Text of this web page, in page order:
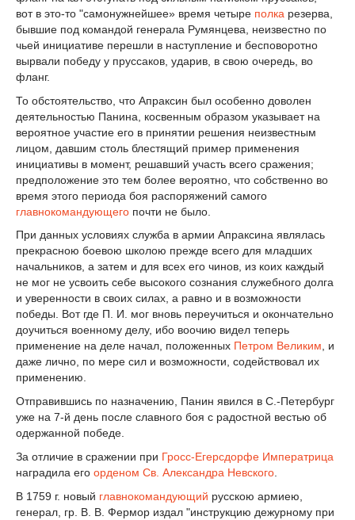
вот в это-то "самонужнейшее» время четыре полка резерва,
бывшие под командой генерала Румянцева, неизвестно по
чьей инициативе перешли в наступление и бесповоротно
вырвали победу у пруссаков, ударив, в свою очередь, во
фланг.
То обстоятельство, что Апраксин был особенно доволен
деятельностью Панина, косвенным образом указывает на
вероятное участие его в принятии решения неизвестным
лицом, давшим столь блестящий пример применения
инициативы в момент, решавший участь всего сражения;
предположение это тем более вероятно, что собственно во
время этого периода боя распоряжений самого
главнокомандующего почти не было.
При данных условиях служба в армии Апраксина являлась
прекрасною боевою школою прежде всего для младших
начальников, а затем и для всех его чинов, из коих каждый
не мог не усвоить себе высокого сознания служебного долга
и уверенности в своих силах, а равно и в возможности
победы. Вот где П. И. мог вновь переучиться и окончательно
доучиться военному делу, ибо воочию видел теперь
применение на деле начал, положенных Петром Великим, и
даже лично, по мере сил и возможности, содействовал их
применению.
Отправившись по назначению, Панин явился в С.-Петербург
уже на 7-й день после славного боя с радостной вестью об
одержанной победе.
За отличие в сражении при Гросс-Егерсдорфе Императрица
наградила его орденом Св. Александра Невского
В 1759 г. новый главнокомандующий русскою армиею,
генерал, гр. В. В. Фермор издал "инструкцию дежурному при